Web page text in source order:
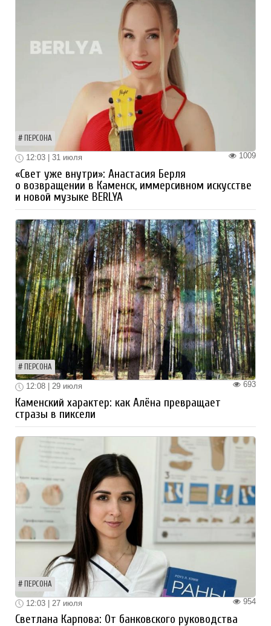
ПЕРСОНА
1009
12:03 | 31 июля
«Свет уже внутри»: Анастасия Берля
о возвращении в Каменск, иммерсивном искусстве
и новой музыке BERLYA
ПЕРСОНА
693
12:08 | 29 июля
Каменский характер: как Алёна превращает
стразы в пиксели
ПЕРСОНА
954
12:03 | 27 июля
Светлана Карпова: От банковского руководства